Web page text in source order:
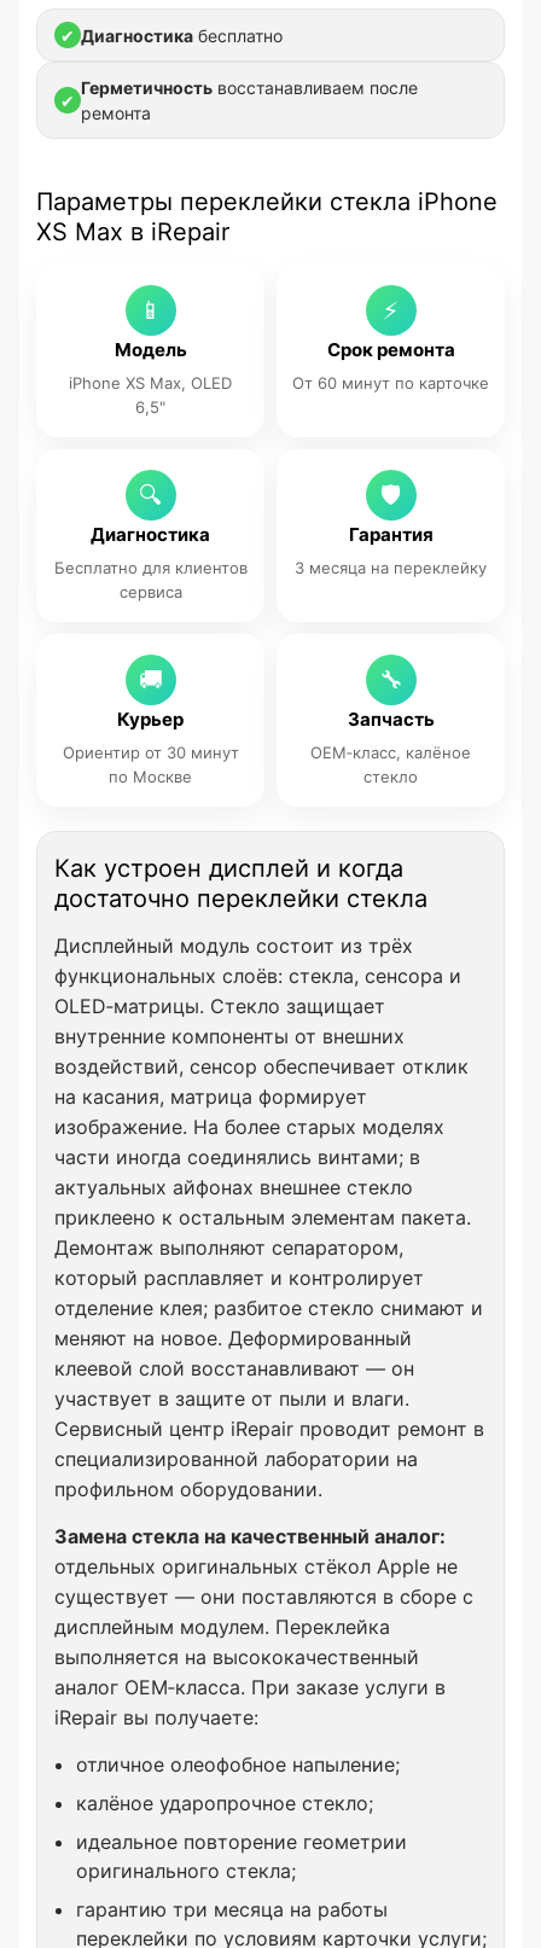
✔ Диагностика бесплатно
✔
Герметичность восстанавливаем после
ремонта
Параметры переклейки стекла iPhone
XS Max в iRepair
📱
Модель
iPhone XS Max, OLED
6,5"
⚡
Срок ремонта
От 60 минут по карточке
🔍
Диагностика
Бесплатно для клиентов
сервиса
🛡
Гарантия
3 месяца на переклейку
🚚
Курьер
Ориентир от 30 минут
по Москве
🔧
Запчасть
OEM‑класс, калёное
стекло
Как устроен дисплей и когда
достаточно переклейки стекла
Дисплейный модуль состоит из трёх
функциональных слоёв: стекла, сенсора и
OLED‑матрицы. Стекло защищает
внутренние компоненты от внешних
воздействий, сенсор обеспечивает отклик
на касания, матрица формирует
изображение. На более старых моделях
части иногда соединялись винтами; в
актуальных айфонах внешнее стекло
приклеено к остальным элементам пакета.
Демонтаж выполняют сепаратором,
который расплавляет и контролирует
отделение клея; разбитое стекло снимают и
меняют на новое. Деформированный
клеевой слой восстанавливают — он
участвует в защите от пыли и влаги.
Сервисный центр iRepair проводит ремонт в
специализированной лаборатории на
профильном оборудовании.
Замена стекла на качественный аналог:
отдельных оригинальных стёкол Apple не
существует — они поставляются в сборе с
дисплейным модулем. Переклейка
выполняется на высококачественный
аналог OEM‑класса. При заказе услуги в
iRepair вы получаете:
отличное олеофобное напыление;
калёное ударопрочное стекло;
идеальное повторение геометрии
оригинального стекла;
гарантию три месяца на работы
переклейки по условиям карточки услуги;